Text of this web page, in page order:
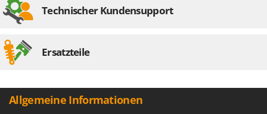
Technischer Kundensupport
Ersatzteile
Allgemeine Informationen